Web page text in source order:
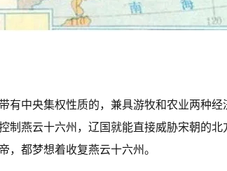
有中央集权性质的，兼具游牧和农业两种
制燕云十六州，辽国就能直接威胁宋朝的
，都梦想着收复燕云十六州。